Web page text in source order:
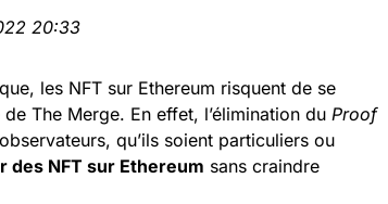
20:33
les NFT sur Ethereum risquent de se
The Merge. En effet, l’élimination du Proof
qu’ils soient particuliers ou
des NFT sur Ethereum sans craindre